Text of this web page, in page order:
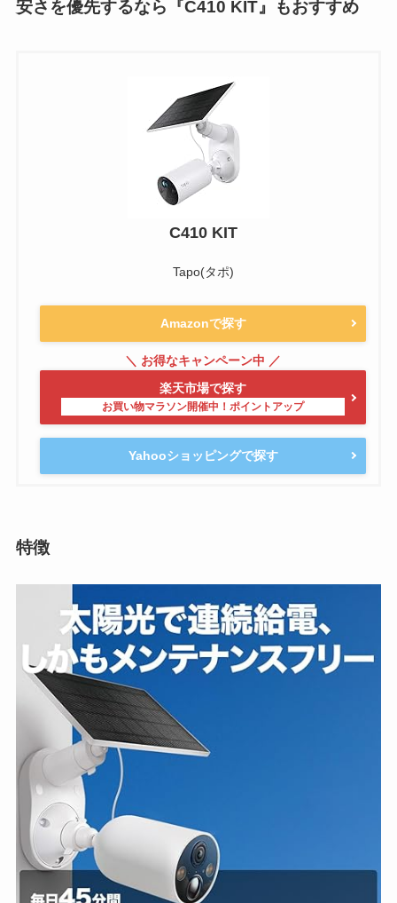
安さを優先するなら『C410 KIT』もおすすめ
C410 KIT
Tapo(タポ)
Amazonで探す
楽天市場で探す
Yahooショッピングで探す
特徴